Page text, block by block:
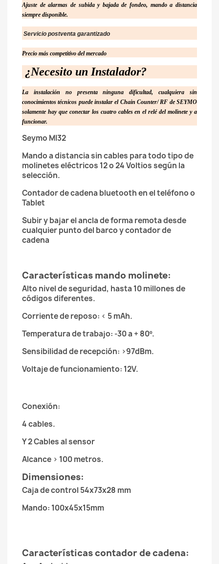
Ajuste de alarmas de subida y bajada de fondeo, mando a distancia
siempre disponible.
Servicio postventa garantizado
Precio más competitivo del mercado
¿Necesito un Instalador?
La instalación no presenta ninguna dificultad, cualquiera sin
conocimientos técnicos puede instalar el Chain Counter/ RF de SEYMO
solamente hay que conectar los cuatro cables en el relé del molinete y a
funcionar.
Seymo MI32
Mando a distancia sin cables para todo tipo de
molinetes eléctricos 12 o 24 Voltios según la
selección.
Contador de cadena bluetooth en el teléfono o
Tablet
Subir y bajar el ancla de forma remota desde
cualquier punto del barco y contador de
cadena
Características mando molinete:
Alto nivel de seguridad, hasta 10 millones de
códigos diferentes.
Corriente de reposo: < 5 mAh.
Temperatura de trabajo: -30 a + 80º.
Sensibilidad de recepción: >97dBm.
Voltaje de funcionamiento: 12V.
Conexión:
4 cables.
Y 2 Cables al sensor
Alcance > 100 metros.
Dimensiones:
Caja de control 54x73x28 mm
Mando: 100x45x15mm
Características contador de cadena: